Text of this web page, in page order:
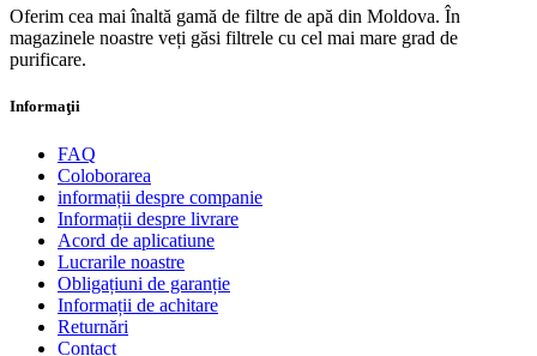
Oferim cea mai înaltă gamă de filtre de apă din Moldova. În
magazinele noastre veți găsi filtrele cu cel mai mare grad de
purificare.
Informaţii
FAQ
Coloborarea
informații despre companie
Informații despre livrare
Acord de aplicatiune
Lucrarile noastre
Obligațiuni de garanție
Informații de achitare
Returnări
Contact